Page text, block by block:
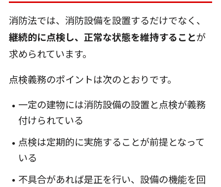
消防法では、消防設備を設置するだけでなく、
継続的に点検し、正常な状態を維持することが
求められています。
点検義務のポイントは次のとおりです。
一定の建物には消防設備の設置と点検が義務
付けられている
点検は定期的に実施することが前提となって
いる
不具合があれば是正を行い、設備の機能を回